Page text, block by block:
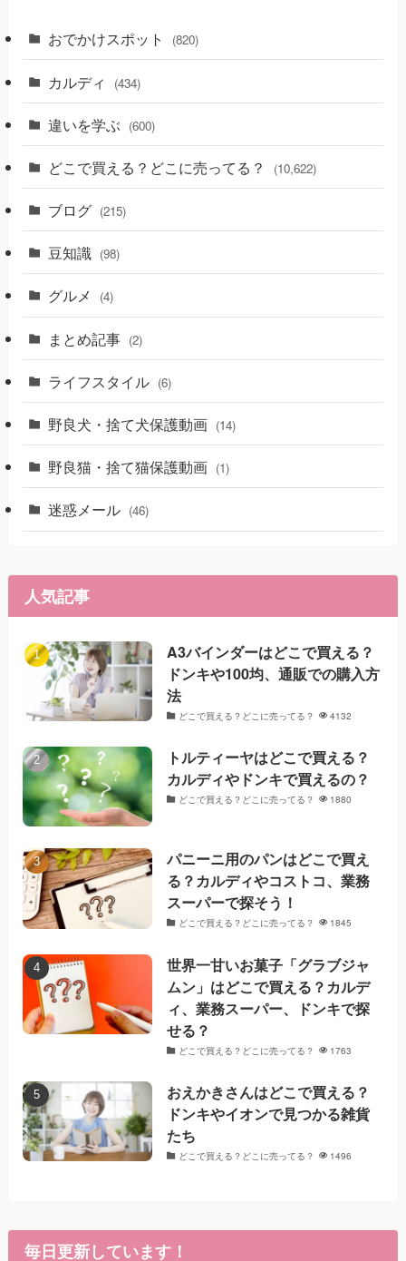
おでかけスポット (820)
カルディ (434)
違いを学ぶ (600)
どこで買える？どこに売ってる？ (10,622)
ブログ (215)
豆知識 (98)
グルメ (4)
まとめ記事 (2)
ライフスタイル (6)
野良犬・捨て犬保護動画 (14)
野良猫・捨て猫保護動画 (1)
迷惑メール (46)
人気記事
A3バインダーはどこで買える？
ドンキや100均、通販での購入方
法
どこで買える？どこに売ってる？ 4132
トルティーヤはどこで買える？
カルディやドンキで買えるの？
どこで買える？どこに売ってる？ 1880
パニーニ用のパンはどこで買え
る？カルディやコストコ、業務
スーパーで探そう！
どこで買える？どこに売ってる？ 1845
世界一甘いお菓子「グラブジャ
ムン」はどこで買える？カルデ
ィ、業務スーパー、ドンキで探
せる？
どこで買える？どこに売ってる？ 1763
おえかきさんはどこで買える？
ドンキやイオンで見つかる雑貨
たち
どこで買える？どこに売ってる？ 1496
毎日更新しています！